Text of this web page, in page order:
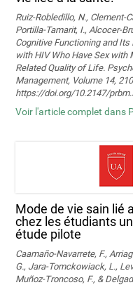
Ruiz-Robledillo, N., Clement-
Portilla-Tamarit, I., Alcocer-
Cognitive Functioning and
with HIV Who Have Sex with
Related Quality of Life.
Management, Volume 14,
https://doi.org/10.2147/
Voir l'article complet dans
Mode de vie sain lié
chez les étudiants
étude pilote
Caamaño-Navarrete, F.,
G., Jara-Tomckowiack, L.,
Muñoz-Troncoso, F., &